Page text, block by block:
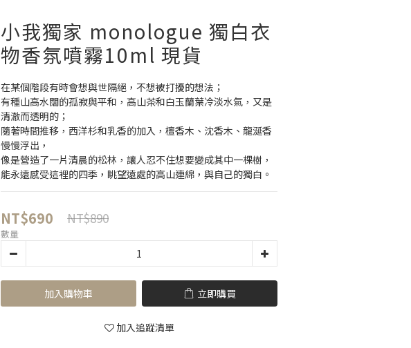
小我獨家 monologue 獨白衣
物香氛噴霧10ml 現貨
在某個階段有時會想與世隔絕，不想被打擾的想法；
有種山高水闊的孤寂與平和，高山茶和白玉蘭葉冷淡水氣，又是
清澈而透明的；
隨著時間推移，西洋杉和乳香的加入，檀香木、沈香木、龍涎香
慢慢浮出，
像是營造了一片清晨的松林，讓人忍不住想要變成其中一棵樹，
能永遠感受這裡的四季，眺望遠處的高山連綿，與自己的獨白。
NT$690 NT$890
數量
加入購物車 立即購買
加入追蹤清單